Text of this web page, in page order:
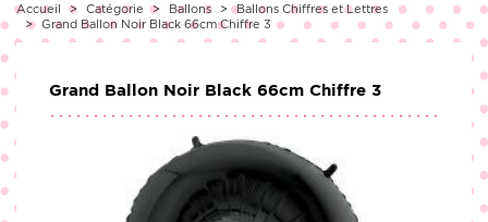
Accueil Catégorie Ballons
Ballons Chiffres et Lettres
Grand Ballon Noir Black 66cm Chiffre 3
Grand Ballon Noir Black 66cm Chiffre 3